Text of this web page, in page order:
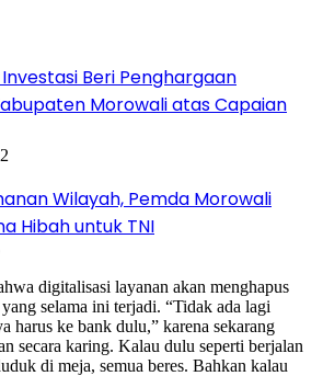
Beri Penghargaan
Morowali atas Capaian
Wilayah, Pemda Morowali
Hibah untuk TNI
digitalisasi layanan akan menghapus
selama ini terjadi. “Tidak ada lagi
harus ke bank dulu,” karena sekarang
secara karing. Kalau dulu seperti berjalan
di meja, semua beres. Bahkan kalau